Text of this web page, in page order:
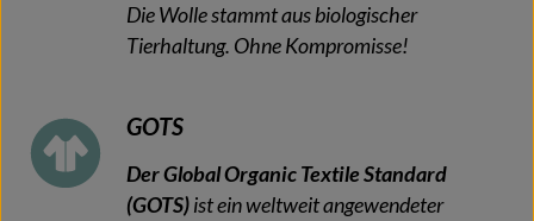
Die Wolle stammt aus biologischer
Tierhaltung. Ohne Kompromisse!
GOTS
Der Global Organic Textile Standard
(GOTS)ist ein weltweit angewendeter